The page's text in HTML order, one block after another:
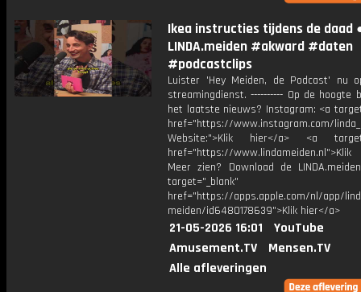
Ikea instructies tijdens de daad
LINDA.meiden #akward #daten
#podcastclips
Luister 'Hey Meiden, de Podcast' nu
streamingdienst. ---------- Op de hoogte
het laatste nieuws? Instagram: <a
href="https://www.instagram.com/
Website:">Klik hier</a> <a
href="https://
Meer zien? Download de
target="_blank"
href="https://apps.apple.com/nl/app/
meiden/id6480178639">Klik hier</a>
21-05-2026 16:01
YouTube
Amusement.TV
Mensen.TV
Alle afleveringen